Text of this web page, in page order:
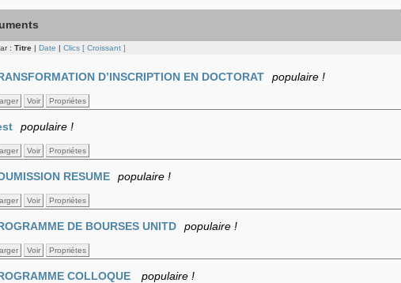
: Titre | Date | Clics [ Croissant ]
D’INSCRIPTION EN DOCTORAT populaire !
Voir Propriétes
populaire !
Voir Propriétes
RESUME populaire !
Voir Propriétes
DE BOURSES UNITD populaire !
Voir Propriétes
COLLOQUE populaire !